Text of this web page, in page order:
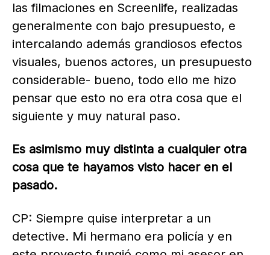
las filmaciones en Screenlife, realizadas
generalmente con bajo presupuesto, e
intercalando además grandiosos efectos
visuales, buenos actores, un presupuesto
considerable- bueno, todo ello me hizo
pensar que esto no era otra cosa que el
siguiente y muy natural paso.
Es asimismo muy distinta a cualquier otra
cosa que te hayamos visto hacer en el
pasado.
CP: Siempre quise interpretar a un
detective. Mi hermano era policía y en